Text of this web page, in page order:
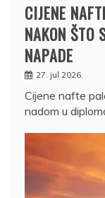
CIJENE
NAKON
NAPADE
27. jul 2026.
Cijene nafte
nadom u